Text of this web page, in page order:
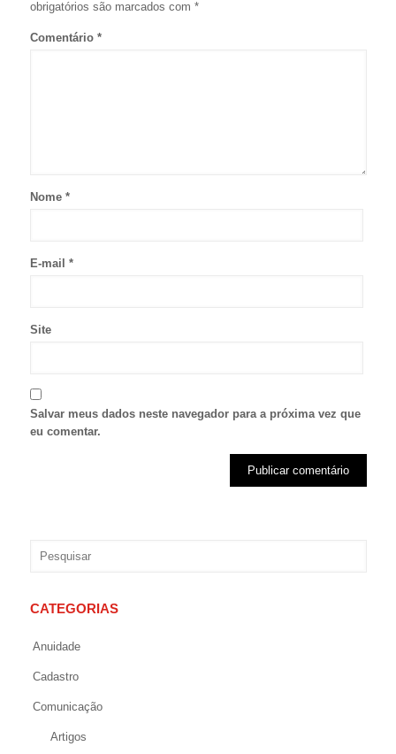
obrigatórios são marcados com *
Comentário *
Nome *
E-mail *
Site
Salvar meus dados neste navegador para a próxima vez que
eu comentar.
CATEGORIAS
Anuidade
Cadastro
Comunicação
Artigos